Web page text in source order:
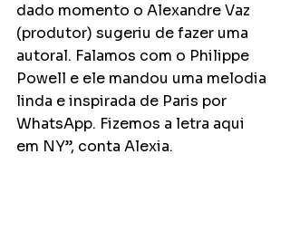
dado momento o Alexandre Vaz
(produtor) sugeriu de fazer uma
autoral. Falamos com o Philippe
Powell e ele mandou uma melodia
linda e inspirada de Paris por
WhatsApp. Fizemos a letra aqui
em NY”, conta Alexia.